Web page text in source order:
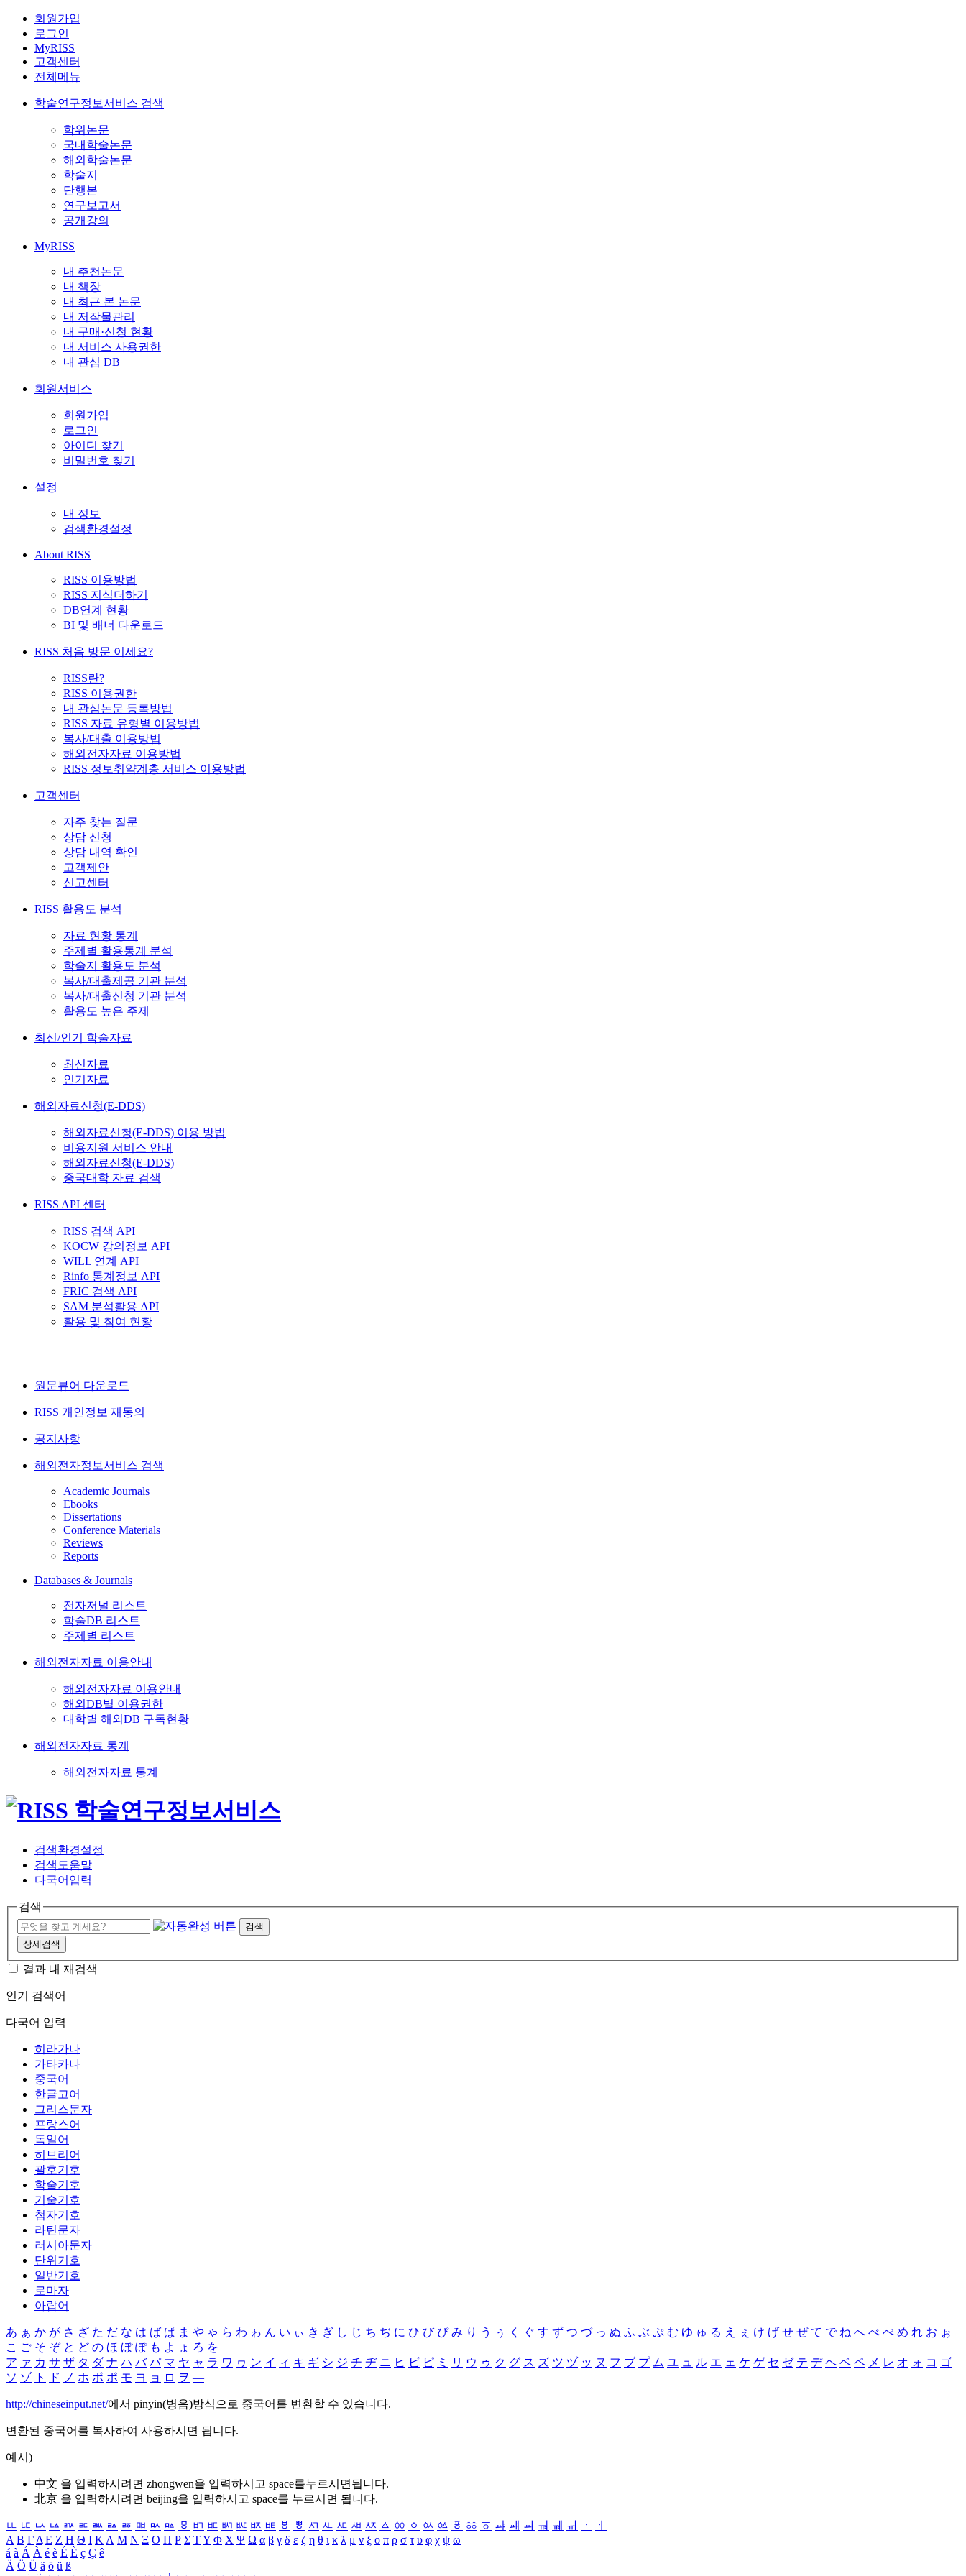
회원가입
로그인
MyRISS
고객센터
전체메뉴
학술연구정보서비스 검색
학위논문
국내학술논문
해외학술논문
학술지
단행본
연구보고서
공개강의
MyRISS
내 추천논문
내 책장
내 최근 본 논문
내 저작물관리
내 구매·신청 현황
내 서비스 사용권한
내 관심 DB
회원서비스
회원가입
로그인
아이디 찾기
비밀번호 찾기
설정
내 정보
검색환경설정
About RISS
RISS 이용방법
RISS 지식더하기
DB연계 현황
BI 및 배너 다운로드
RISS 처음 방문 이세요?
RISS란?
RISS 이용권한
내 관심논문 등록방법
RISS 자료 유형별 이용방법
복사/대출 이용방법
해외전자자료 이용방법
RISS 정보취약계층 서비스 이용방법
고객센터
자주 찾는 질문
상담 신청
상담 내역 확인
고객제안
신고센터
RISS 활용도 분석
자료 현황 통계
주제별 활용통계 분석
학술지 활용도 분석
복사/대출제공 기관 분석
복사/대출신청 기관 분석
활용도 높은 주제
최신/인기 학술자료
최신자료
인기자료
해외자료신청(E-DDS)
해외자료신청(E-DDS) 이용 방법
비용지원 서비스 안내
해외자료신청(E-DDS)
중국대학 자료 검색
RISS API 센터
RISS 검색 API
KOCW 강의정보 API
WILL 연계 API
Rinfo 통계정보 API
FRIC 검색 API
SAM 분석활용 API
활용 및 참여 현황
원문뷰어 다운로드
RISS 개인정보 재동의
공지사항
해외전자정보서비스 검색
Academic Journals
Ebooks
Dissertations
Conference Materials
Reviews
Reports
Databases & Journals
전자저널 리스트
학술DB 리스트
주제별 리스트
해외전자자료 이용안내
해외전자자료 이용안내
해외DB별 이용권한
대학별 해외DB 구독현황
해외전자자료 통계
해외전자자료 통계
검색환경설정
검색도움말
다국어입력
검색
검색
상세검색
결과 내 재검색
인기 검색어
다국어 입력
히라가나
가타카나
중국어
한글고어
그리스문자
프랑스어
독일어
히브리어
괄호기호
학술기호
기술기호
첨자기호
라틴문자
러시아문자
단위기호
일반기호
로마자
아랍어
あ ぁ か が さ ざ た だ な は ば ぱ ま や ゃ ら わ ゎ ん い ぃ き ぎ し じ ち ぢ に ひ び ぴ み り う ぅ く ぐ す ず つ づ っ ぬ ふ ぶ ぷ む ゆ ゅ る え ぇ け げ せ ぜ て で ね へ べ ぺ め れ お ぉ
こ ご そ ぞ と ど の ほ ぼ ぽ も よ ょ ろ を
ア ァ カ サ ザ タ ダ ナ ハ バ パ マ ヤ ャ ラ ワ ヮ ン イ ィ キ ギ シ ジ チ ヂ ニ ヒ ビ ピ ミ リ ウ ゥ ク グ ス ズ ツ ヅ ッ ヌ フ ブ プ ム ユ ュ ル エ ェ ケ ゲ セ ゼ テ デ ヘ ベ ペ メ レ オ ォ コ ゴ
ソ ゾ ト ド ノ ホ ボ ポ モ ヨ ョ ロ ヲ ―
http://chineseinput.net/에서 pinyin(병음)방식으로 중국어를 변환할 수 있습니다.
변환된 중국어를 복사하여 사용하시면 됩니다.
예시)
中文 을 입력하시려면 zhongwen을 입력하시고 space를누르시면됩니다.
北京 을 입력하시려면 beijing을 입력하시고 space를 누르시면 됩니다.
ㅥ ㅦ ㅧ ㅨ ㅩ ㅪ ㅫ ㅬ ㅭ ㅮ ㅯ ㅰ ㅱ ㅲ ㅳ ㅴ ㅵ ㅶ ㅷ ㅸ ㅹ ㅺ ㅻ ㅼ ㅽ ㅾ ㅿ ㆀ ㆁ ㆂ ㆃ ㆄ ㆅ ㆆ ㆇ ㆈ ㆉ ㆊ ㆋ ㆌ ㆍ
ㆎ
Α Β ΓΔ Ε Ζ Η Θ Ι ΚΛ Μ Ν Ξ Ο Π Ρ Σ ΤΥ Φ Χ Ψ Ω α β γ δ ε ζ η θ ι κ λ μ ν ξ ο π ρ σ τ υ φ χ ψ ω
á à Á À é è É È ç Ç ê
Ä Ö Ü ä ö ü ß